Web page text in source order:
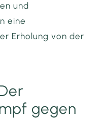
und
eine
Erholung von der
gegen